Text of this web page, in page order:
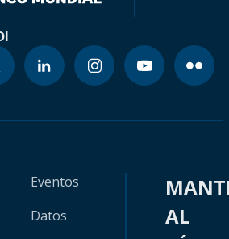
Eventos
Datos
AL